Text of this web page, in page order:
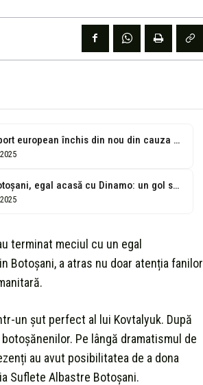
Aeroport european închis din nou din cauza baloanelor suspecte
FC Botoșani, egal acasă cu Dinamo: un gol superb, altul din greșeală...
terminat meciul cu un egal
Botoșani, a atras nu doar atenția fanilor
un șut perfect al lui Kovtalyuk. După
Pe lângă dramatismul de
au avut posibilitatea de a dona
Suflete Albastre Botoșani.